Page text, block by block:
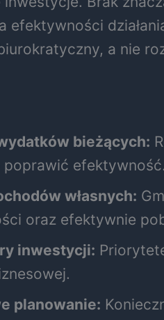
efektywności
a nie
bieżących:
poprawić efektywność.
własnych:
oraz efektywnie
inwestycji:
planowanie: